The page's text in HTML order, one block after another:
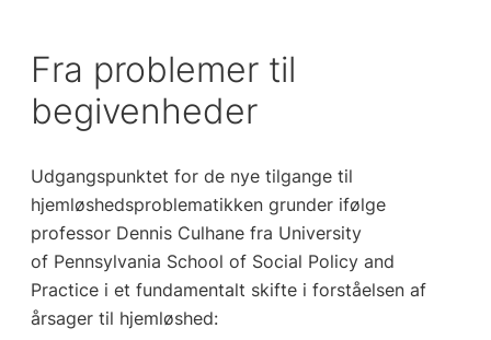
Fra problemer til
begivenheder
Udgangspunktet for de nye tilgange til
hjemløshedsproblematikken grunder ifølge
professor Dennis Culhane fra University
of Pennsylvania School of Social Policy and
Practice i et fundamentalt skifte i forståelsen af
årsager til hjemløshed: